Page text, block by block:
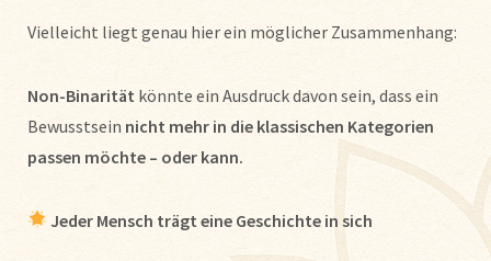
Vielleicht liegt genau hier ein möglicher Zusammenhang:
Non-Binarität könnte ein Ausdruck davon sein, dass ein
Bewusstsein nicht mehr in die klassischen Kategorien
passen möchte – oder kann.
Jeder Mensch trägt eine Geschichte in sich